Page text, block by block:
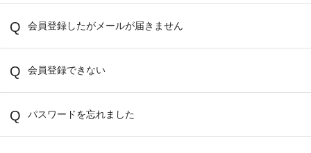
会員登録したがメールが届きません
会員登録できない
パスワードを忘れました